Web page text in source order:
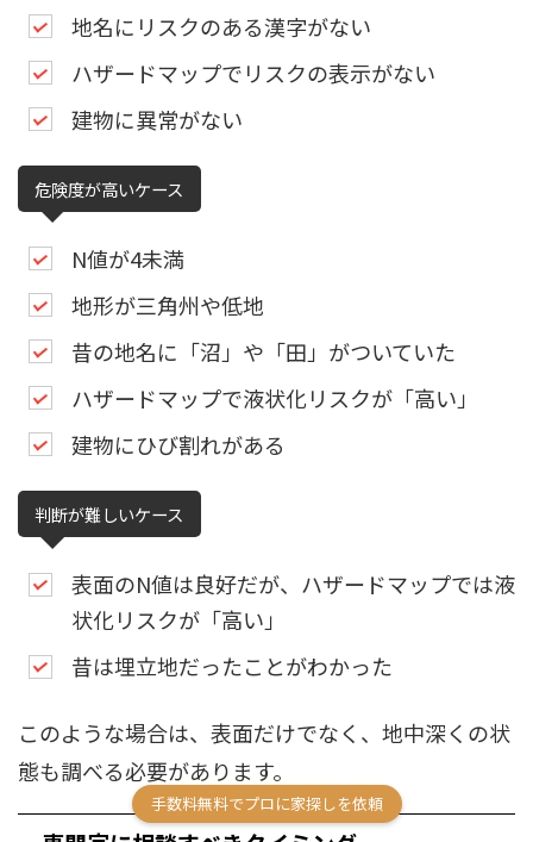
地名にリスクのある漢字がない
ハザードマップでリスクの表示がない
建物に異常がない
危険度が高いケース
N値が4未満
地形が三角州や低地
昔の地名に「沼」や「田」がついていた
ハザードマップで液状化リスクが「高い」
建物にひび割れがある
判断が難しいケース
表面のN値は良好だが、ハザードマップでは液
状化リスクが「高い」
昔は埋立地だったことがわかった
このような場合は、表面だけでなく、地中深くの状
態も調べる必要があります。
手数料無料でプロに家探しを依頼